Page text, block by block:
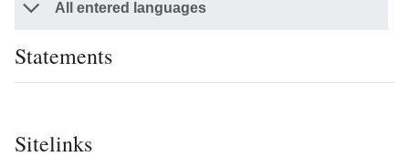
All entered languages
Statements
Sitelinks